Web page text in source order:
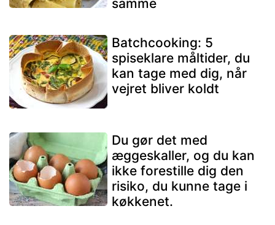
samme
Batchcooking: 5
spiseklare måltider, du
kan tage med dig, når
vejret bliver koldt
Du gør det med
æggeskaller, og du kan
ikke forestille dig den
risiko, du kunne tage i
køkkenet.